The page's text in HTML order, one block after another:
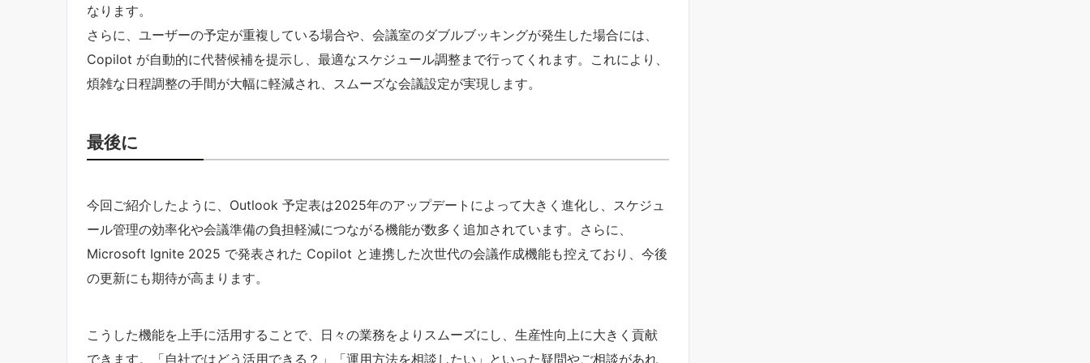
なります。
さらに、ユーザーの予定が重複している場合や、会議室のダブルブッキングが発生した場合には、
Copilot が自動的に代替候補を提示し、最適なスケジュール調整まで行ってくれます。これにより、
煩雑な日程調整の手間が大幅に軽減され、スムーズな会議設定が実現します。
最後に
今回ご紹介したように、Outlook 予定表は2025年のアップデートによって大きく進化し、スケジュ
ール管理の効率化や会議準備の負担軽減につながる機能が数多く追加されています。さらに、
Microsoft Ignite 2025 で発表された Copilot と連携した次世代の会議作成機能も控えており、今後
の更新にも期待が高まります。
こうした機能を上手に活用することで、日々の業務をよりスムーズにし、生産性向上に大きく貢献
できます。「自社ではどう活用できる？」「運用方法を相談したい」といった疑問やご相談があれ